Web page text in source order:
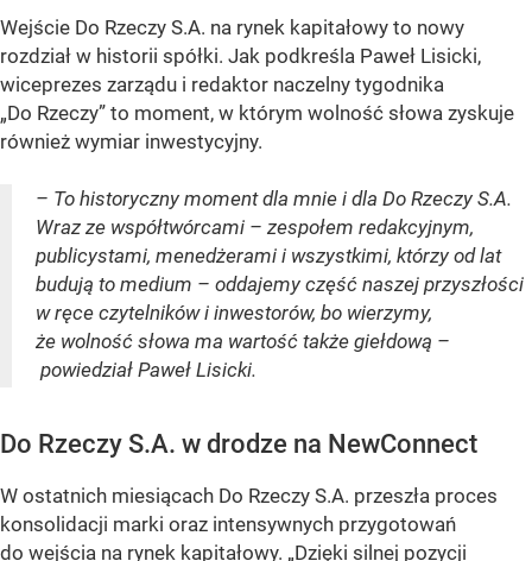
Wejście Do Rzeczy S.A. na rynek kapitałowy to nowy
rozdział w historii spółki. Jak podkreśla Paweł Lisicki,
wiceprezes zarządu i redaktor naczelny tygodnika
„Do Rzeczy” to moment, w którym wolność słowa zyskuje
również wymiar inwestycyjny.
– To historyczny moment dla mnie i dla Do Rzeczy S.A.
Wraz ze współtwórcami – zespołem redakcyjnym,
publicystami, menedżerami i wszystkimi, którzy od lat
budują to medium – oddajemy część naszej przyszłości
w ręce czytelników i inwestorów, bo wierzymy,
że wolność słowa ma wartość także giełdową –
powiedział Paweł Lisicki.
Do Rzeczy S.A. w drodze na NewConnect
W ostatnich miesiącach Do Rzeczy S.A. przeszła proces
konsolidacji marki oraz intensywnych przygotowań
do wejścia na rynek kapitałowy. „Dzięki silnej pozycji